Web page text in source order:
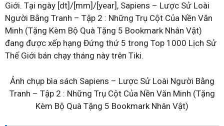
Giới. Tại ngày [dt]/[mm]/[year], Sapiens – Lược Sử Loài
Người Bằng Tranh – Tập 2 : Những Trụ Cột Của Nền Văn
Minh (Tặng Kèm Bộ Quà Tặng 5 Bookmark Nhân Vật)
đang được xếp hạng Đứng thứ 5 trong Top 1000 Lịch Sử
Thế Giới bán chạy tháng này trên Tiki.
Ảnh chụp bìa sách Sapiens – Lược Sử Loài Người Bằng
Tranh – Tập 2 : Những Trụ Cột Của Nền Văn Minh (Tặng
Kèm Bộ Quà Tặng 5 Bookmark Nhân Vật)